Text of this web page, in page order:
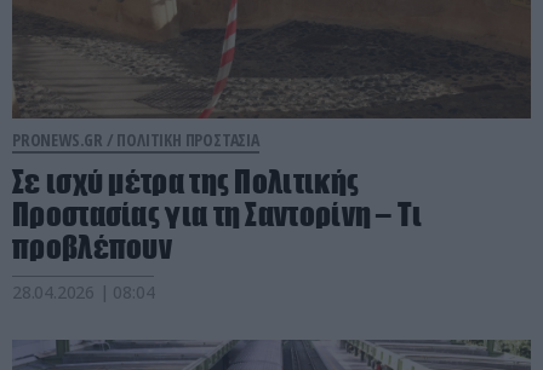
PRONEWS.GR / ΠΟΛΙΤΙΚΗ ΠΡΟΣΤΑΣΙΑ
Σε ισχύ μέτρα της Πολιτικής
Προστασίας για τη Σαντορίνη – Τι
προβλέπουν
28.04.2026 | 08:04